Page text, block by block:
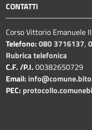
CONTATTI
Corso Vittorio Emanuele
Telefono:080 3716137,
Rubrica telefonica
C.F. /P.I.00382650729
Email:
PEC: